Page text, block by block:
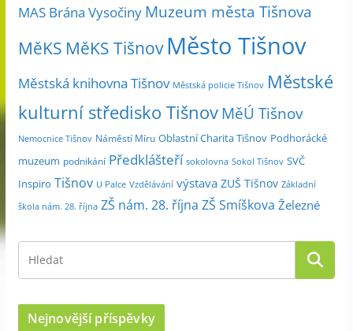
s
í
e
MAS Brána Vysočiny Muzeum města Tišnova
MěKS MěKS Tišnov Město Tišnov
Městská knihovna Tišnov Městská policie Tišnov Městské
kulturní středisko Tišnov MěÚ Tišnov
Nemocnice Tišnov Náměstí Míru Oblastní Charita Tišnov Podhorácké
muzeum podnikání Předklášteří sokolovna Sokol Tišnov SVČ
Inspiro Tišnov U Palce Vzdělávání výstava ZUŠ Tišnov Základní
škola nám. 28. října ZŠ nám. 28. října ZŠ Smíškova Železné
Nejnovější příspěvky